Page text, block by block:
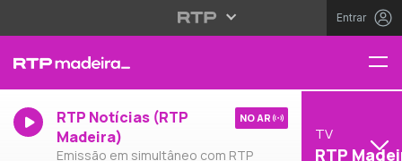
Entrar
RTP Notícias (RTP
Madeira)
Emissão em simultâneo com RTP
NO AR
TV
RTP